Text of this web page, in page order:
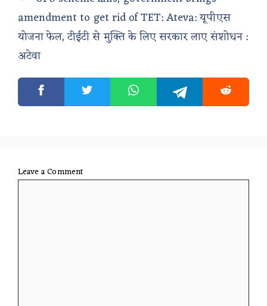
amendment to get rid of TET: Ateva: यूपीएस
योजना फेल, टीईटी से मुक्ति के लिए सरकार लाए संशोधन :
अटेवा
Leave a Comment